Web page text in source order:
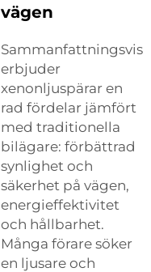
vägen
Sammanfattningsvis
erbjuder
xenonljuspärar en
rad fördelar jämfört
med traditionella
bilägare: förbättrad
synlighet och
säkerhet på vägen,
energieffektivitet
och hållbarhet.
Många förare söker
en ljusare och